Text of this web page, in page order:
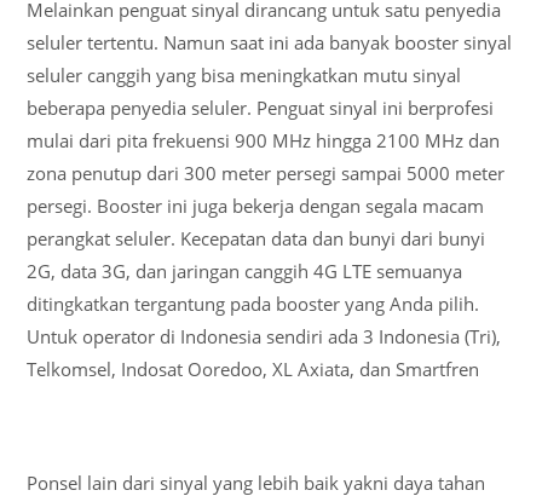
Melainkan penguat sinyal dirancang untuk satu penyedia
seluler tertentu. Namun saat ini ada banyak booster sinyal
seluler canggih yang bisa meningkatkan mutu sinyal
beberapa penyedia seluler. Penguat sinyal ini berprofesi
mulai dari pita frekuensi 900 MHz hingga 2100 MHz dan
zona penutup dari 300 meter persegi sampai 5000 meter
persegi. Booster ini juga bekerja dengan segala macam
perangkat seluler. Kecepatan data dan bunyi dari bunyi
2G, data 3G, dan jaringan canggih 4G LTE semuanya
ditingkatkan tergantung pada booster yang Anda pilih.
Untuk operator di Indonesia sendiri ada 3 Indonesia (Tri),
Telkomsel, Indosat Ooredoo, XL Axiata, dan Smartfren
Ponsel lain dari sinyal yang lebih baik yakni daya tahan